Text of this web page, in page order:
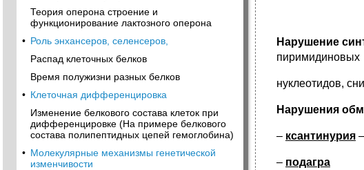
Теория оперона строение и
функционирование лактозного оперона
• Роль энхансеров, селенсеров,
Распад клеточных белков
Время полужизни разных белков
• Клеточная дифференцировка
Изменение белкового состава клеток при
дифференцировке (На примере белкового
состава полипеп­тидных цепей гемоглобина)
• Молекулярные механизмы генетической
изменчивости
Нарушение
пиримидиновых
нуклеотидов,
Нарушения
– ксантинурия
– подагра